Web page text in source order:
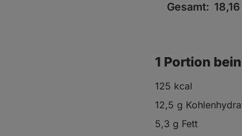
Gesamt: 18,16
1 Portion
125 kcal
12,5 g
5,3 g Fett